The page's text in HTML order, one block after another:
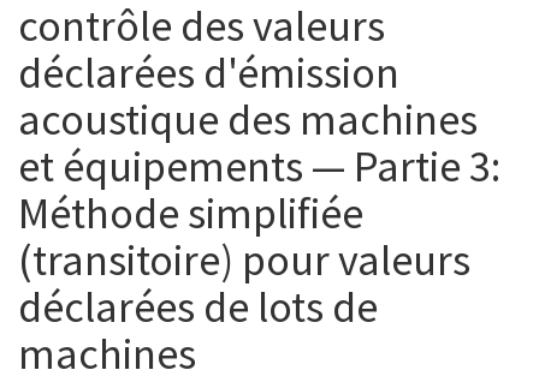
contrôle des valeurs
déclarées d'émission
acoustique des machines
et équipements — Partie 3:
Méthode simplifiée
(transitoire) pour valeurs
déclarées de lots de
machines